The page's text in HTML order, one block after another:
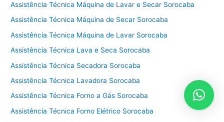
Assistência Técnica Máquina de Lavar e Secar Sorocaba
Assistência Técnica Máquina de Secar Sorocaba
Assistência Técnica Máquina de Lavar Sorocaba
Assistência Técnica Lava e Seca Sorocaba
Assistência Técnica Secadora Sorocaba
Assistência Técnica Lavadora Sorocaba
Assistência Técnica Forno a Gás Sorocaba
Assistência Técnica Forno Elétrico Sorocaba